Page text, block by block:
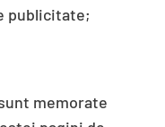
publicitate;
memorate